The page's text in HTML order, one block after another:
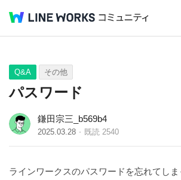
Q&A Tips Ideas
Q&A その他
パスワード
鎌田宗三_b569b4
2025.03.28 既読 2540
ラインワークスのパスワードを忘れてし